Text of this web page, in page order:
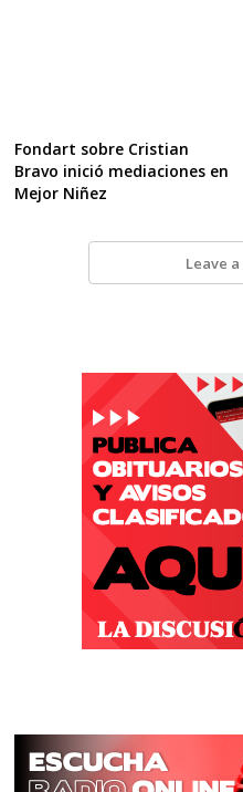
Fondart sobre Cristian
Bravo inició mediaciones en
Mejor Niñez
Leave